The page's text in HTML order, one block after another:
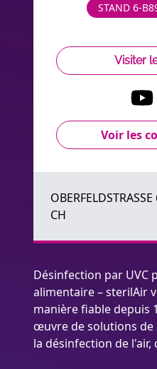
STAND 6-
Visiter
Voir les
CH
Désinfection par UVC
alimentaire – sterilAir
manière fiable depuis
œuvre de solutions de
la désinfection de l'air,